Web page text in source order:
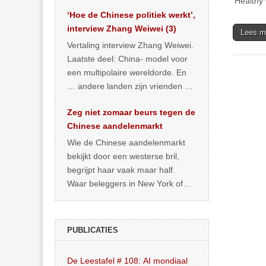
Lees
… >> lees meer
‘Hoe de Chinese politiek werkt’,
interview Zhang Weiwei (3)
Vertaling interview Zhang Weiwei.
Laatste deel: China- model voor
een multipolaire wereldorde. En
… andere landen zijn vrienden of
Zeg niet zomaar beurs tegen de
Chinese aandelenmarkt
Wie de Chinese aandelenmarkt
bekijkt door een westerse bril,
begrijpt haar vaak maar half.
Waar beleggers in New York of
PUBLICATIES
De Leestafel # 108: AI mondiaal